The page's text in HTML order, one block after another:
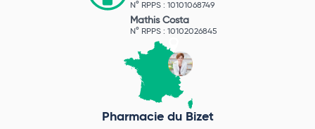
N° RPPS : 10101068749
Mathis Costa
N° RPPS : 10102026845
Pharmacie du Bizet